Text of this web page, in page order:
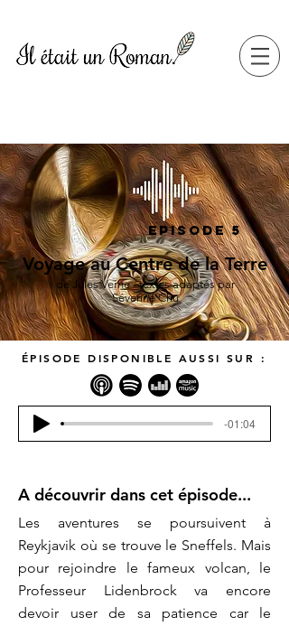
Episode 5
Voyage au Centre de la Terre
de Jules Verne - textes adaptés par
Séverine Chu
ÉPISODE DISPONIBLE AUSSI SUR :
-01:04
A découvrir dans cet épisode...
Les aventures se poursuivent à
Reykjavik où se trouve le Sneffels. Mais
pour rejoindre le fameux volcan, le
Professeur Lidenbrock va encore
devoir user de sa patience car le